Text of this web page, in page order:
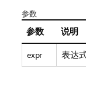
参数
参数 说明
expr 表达